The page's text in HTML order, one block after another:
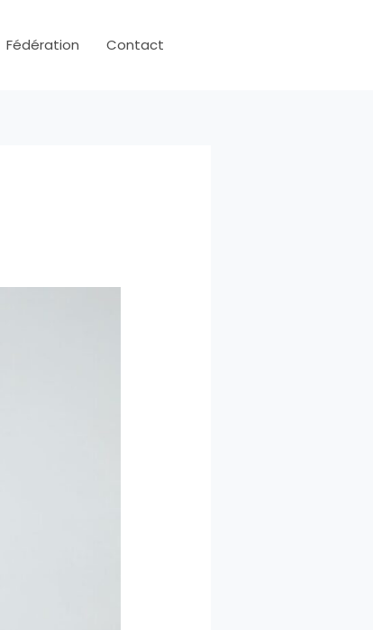
Fédération Contact